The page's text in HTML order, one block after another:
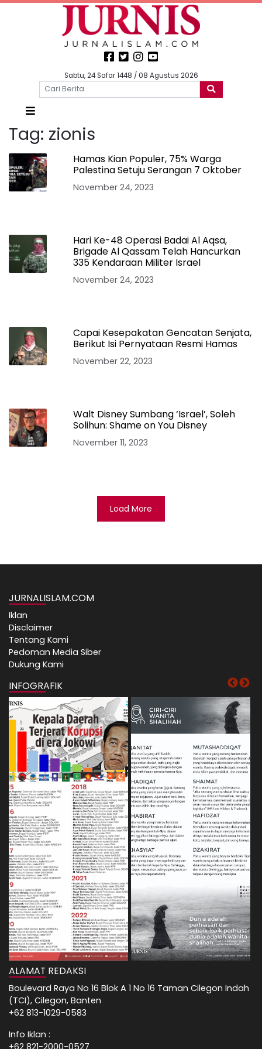
Sabtu, 24 Safar 1448 / 08 Agustus 2026
Tag: zionis
Hamas Kian Populer, 75% Warga
Palestina Setuju Serangan 7 Oktober
November 24, 2023
Hari Ke-48 Operasi Badai Al Aqsa,
Brigade Al Qassam Telah Hancurkan
335 Kendaraan Militer Israel
November 24, 2023
Capai Kesepakatan Gencatan Senjata,
Berikut Isi Pernyataan Resmi Hamas
November 22, 2023
Walt Disney Sumbang ‘Israel’, Soleh
Solihun: Shame on You Disney
November 11, 2023
Load More
JURNALISLAM.COM
Iklan
Disclaimer
Tentang Kami
Pedoman Media Siber
Dukung Kami
INFOGRAFIK
ALAMAT REDAKSI
Boulevard Raya No 16 Blok A 1 No 16 Taman Cilegon Indah
(TCI), Cilegon, Banten
+62 813-1029-0583
Info Iklan :
+62 821-2000-0527